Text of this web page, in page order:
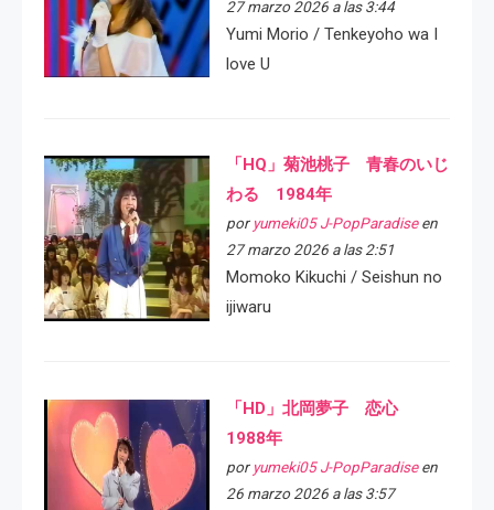
27 marzo 2026 a las 3:44
Yumi Morio / Tenkeyoho wa I
love U
「HQ」菊池桃子 青春のいじ
わる 1984年
por yumeki05 J-PopParadiseen
27 marzo 2026 a las 2:51
Momoko Kikuchi / Seishun no
ijiwaru
「HD」北岡夢子 恋心
1988年
por yumeki05 J-PopParadiseen
26 marzo 2026 a las 3:57